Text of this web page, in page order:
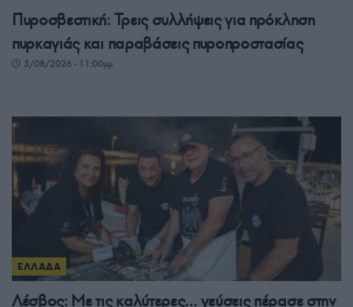
Πυροσβεστική: Τρεις συλλήψεις για πρόκληση
πυρκαγιάς και παραβάσεις πυροπροστασίας
5/08/2026 - 11:00μμ
ΕΛΛΑΔΑ
Λέσβος: Με τις καλύτερες… γεύσεις πέρασε στην